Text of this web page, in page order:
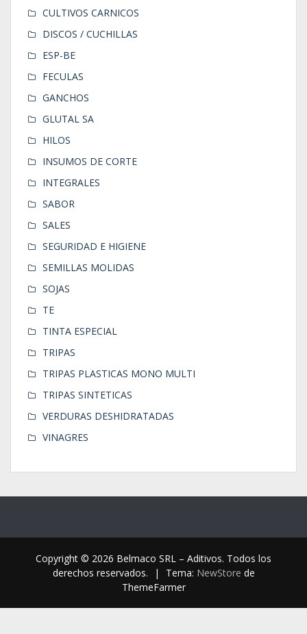
CULTIVOS CARNICOS
DISCOS / CUCHILLAS
ESP-BE
FECULAS
GANCHOS
GLUTAL SA
HILOS
INSUMOS DE CORTE
INTEGRALES
SABOR
SALES
SEGURIDAD E HIGIENE
SEMILLAS MOLIDAS
SOJAS
TE
TINTA ESPECIAL
TRIPAS
TRIPAS PLASTICAS MONO MULTI
TRIPAS SINTETICAS
VERDURAS DESHIDRATADAS
VINAGRES
Copyright © 2026 Belmaco SRL – Aditivos. Todos los
derechos reservados.
| Tema: NewStore de
ThemeFarmer